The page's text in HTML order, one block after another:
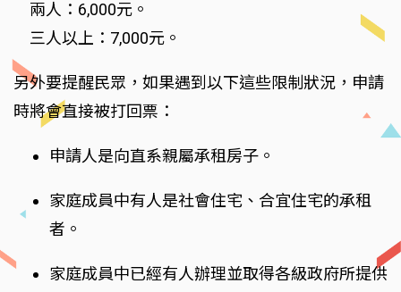
兩人：6,000元。
三人以上：7,000元。
另外要提醒民眾，如果遇到以下這些限制狀況，申請
時將會直接被打回票：
申請人是向直系親屬承租房子。
家庭成員中有人是社會住宅、合宜住宅的承租
者。
家庭成員中已經有人辦理並取得各級政府所提供